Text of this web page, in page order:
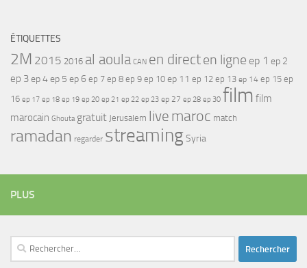
ÉTIQUETTES
2M 2015 2016 al aoula CAN en directen ligne ep 1 ep 2
ep 3ep 4ep 5 ep 6 ep 7 ep 8 ep 9 ep 10 ep 11 ep 12 ep 13 ep 14 ep 15 ep
16 ep 17 ep 18 ep 19 ep 20 ep 21 ep 22 ep 23 ep 27 ep 28 ep 30 film film
marocain Ghouta gratuit Jerusalem live maroc match
ramadan regarder streamingSyria
PLUS
Rechercher :